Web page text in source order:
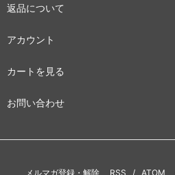
返品について
アカウント
カートを見る
お問い合わせ
メルマガ登録・解除 RSS / ATOM